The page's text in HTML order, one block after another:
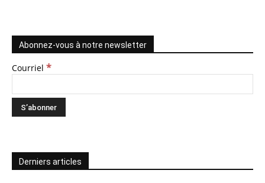
Abonnez-vous à notre newsletter
Courriel *
Derniers articles